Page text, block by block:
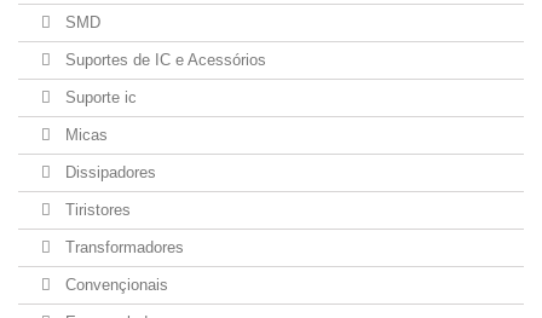
SMD
Suportes de IC e Acessórios
Suporte ic
Micas
Dissipadores
Tiristores
Transformadores
Convençionais